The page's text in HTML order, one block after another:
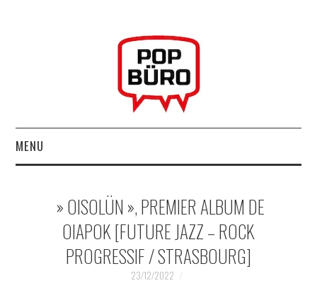
MENU
MUSIQUESACTUELLES.NET
GABBA GABBA HEY !
» OISOL​Ü​N », PREMIER ALBUM DE
OIAPOK [FUTURE JAZZ – ROCK
PROGRESSIF / STRASBOURG]
23/12/2022